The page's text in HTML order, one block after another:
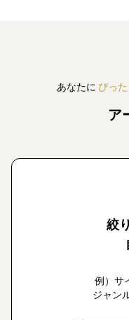
あなたに ぴっ
ア
絞
例）サ
ジャン